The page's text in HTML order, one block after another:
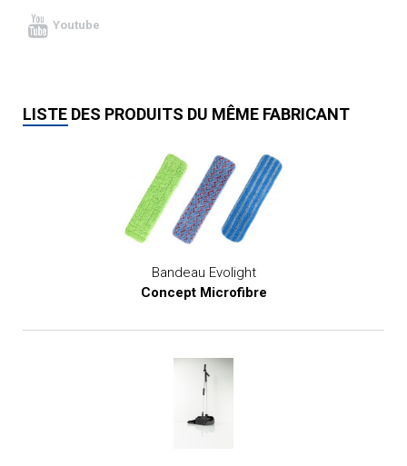
Youtube
LISTE DES PRODUITS DU MÊME FABRICANT
Bandeau Evolight
Concept Microfibre